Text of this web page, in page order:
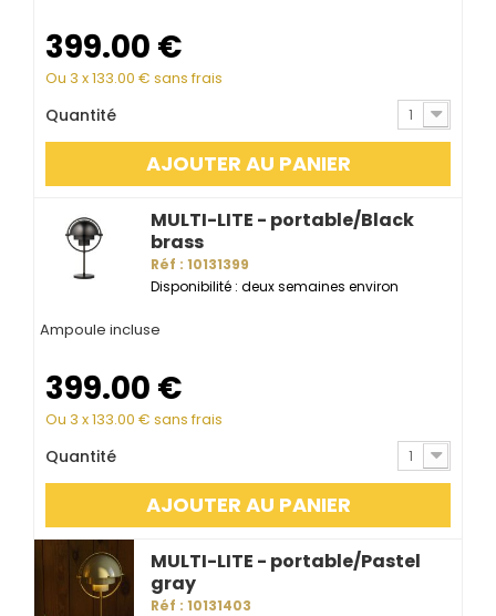
399.00 €
Ou 3 x133.00 € sans frais
Quantité 1
AJOUTER AU PANIER
MULTI-LITE - portable/Black
brass
Réf : 10131399
Disponibilité : deux semaines environ
Ampoule incluse
399.00 €
Ou 3 x133.00 € sans frais
Quantité 1
AJOUTER AU PANIER
MULTI-LITE - portable/Pastel
gray
Réf : 10131403